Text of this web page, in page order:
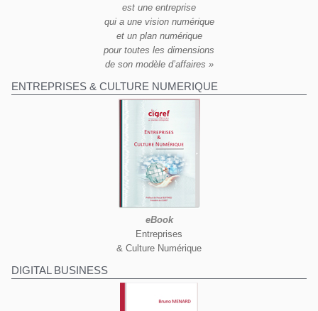
est une entreprise
qui a une vision numérique
et un plan numérique
pour toutes les dimensions
de son modèle d’affaires »
ENTREPRISES & CULTURE NUMERIQUE
eBook
Entreprises
& Culture Numérique
DIGITAL BUSINESS